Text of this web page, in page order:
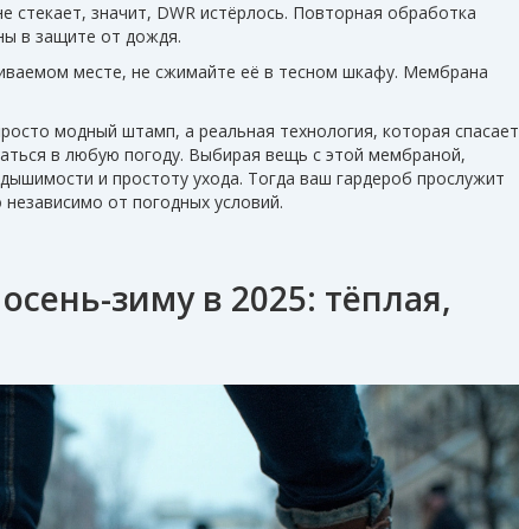
стекает, значит, DWR истёрлось. Повторная обработка
в защите от дождя.
месте, не сжимайте её в тесном шкафу. Мембрана
модный штамп, а реальная технология, которая спасает
в любую погоду. Выбирая вещь с этой мембраной,
и простоту ухода. Тогда ваш гардероб прослужит
от погодных условий.
зиму в 2025: тёплая,